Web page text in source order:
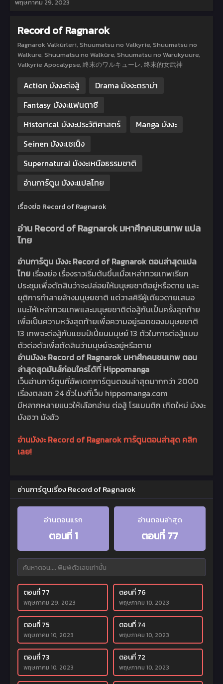
พฤษภาคม 29, 2023
Record of Ragnarok
Ragnarok Valkürleri, Shuumatsu no Valkyrie, Shuumatsu no
Walkure, Shuumatsu no Walküre, Shuumatsu no Warukyuure,
Valkyrie Apocalypse, 終末のワルキューレ, 终末的女武神
Action มังงะต่อสู้
Drama มังงะดราม่า
Fantasy มังงะแฟนตาซี
Historical มังงะประวัติศาสตร์
Manga มังงะ
Seinen มังงะเซเน็ง
Supernatural มังงะเหนือธรรมชาติ
อ่านการ์ตูน มังงะแปลไทย
เรื่องย่อ Record of Ragnarok
อ่าน Record of Ragnarok มหาศึกคนชนเทพ แปล
ไทย
อ่านการ์ตูน มังงะ Record of Ragnarok ตอนล่าสุดแปล
ไทย เรื่องย่อ เรื่องราวเริ่มต้นขึ้นเมื่อเหล่าทวยเทพเรียก
ประชุมเพื่อตัดสินว่าจะปล่อยให้มนุษยชาติอยู่หรือตาย และ
ยุติการทำลายล้างมนุษยชาติ แต่วาลคิรีผู้เดียวดายเสนอ
แนะให้เหล่าทวยเทพและมนุษยชาติต่อสู้กันเป็นครั้งสุดท้าย
เพื่อเป็นความหวังสุดท้ายเพื่อความอยู่รอดของมนุษยชาติ
13 เทพจะต่อสู้กับแชมป์เปี้ยนมนุษย์ 13 ตัวในการต่อสู้แบบ
ตัวต่อตัวเพื่อตัดสินว่ามนุษย์จะอยู่หรือตาย
อ่านมังงะ Record of Ragnarok มหาศึกคนชนเทพ ตอน
ล่าสุดสุดมันส์ก่อนใครได้ที่ Hippomanga
เว็บอ่านการ์ตูนที่อัพเดทการ์ตูนตอนล่าสุดมากกว่า 2000
เรื่องตลอด 24 ชั่วโมงที่เว็บ hippomanga.com
มีหลากหลายแนวให้เลือกอ่าน ต่อสู้ โรแมนติก เกิดใหม่ มังงะ
มังฮวา มังฮัว
อ่านมังงะ Record of Ragnarok การ์ตูนตอนล่าสุด คลิก
เลย!
อ่านการ์ตูนเรื่อง Record of Ragnarok
อ่านตอนแรก
ตอนที่ 1
อ่านตอนล่าสุด
ตอนที่ 77
ตอนที่ 77
พฤษภาคม 29, 2023
ตอนที่ 76
พฤษภาคม 10, 2023
ตอนที่ 75
พฤษภาคม 10, 2023
ตอนที่ 74
พฤษภาคม 10, 2023
ตอนที่ 73
พฤษภาคม 10, 2023
ตอนที่ 72
พฤษภาคม 10, 2023